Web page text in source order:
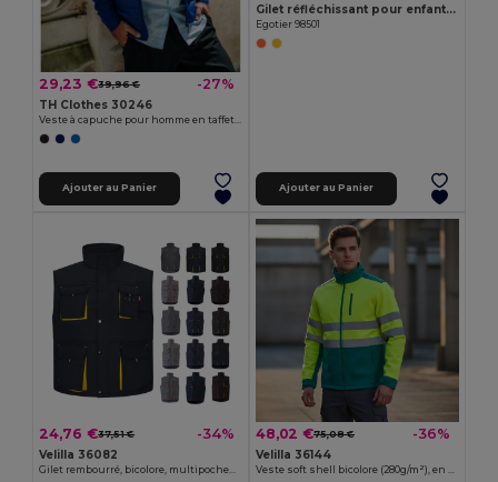
29,23 €39,96 € -27%
TH Clothes 30246
Ajouter au Panier
Gilet réfléchissant pour enfant, 100 % polyester
Egotier 98501
Ajouter au Panier
24,76 €37,51 € -34%
Velilla 36082
48,02 €75,08 € -36%
Velilla 36144